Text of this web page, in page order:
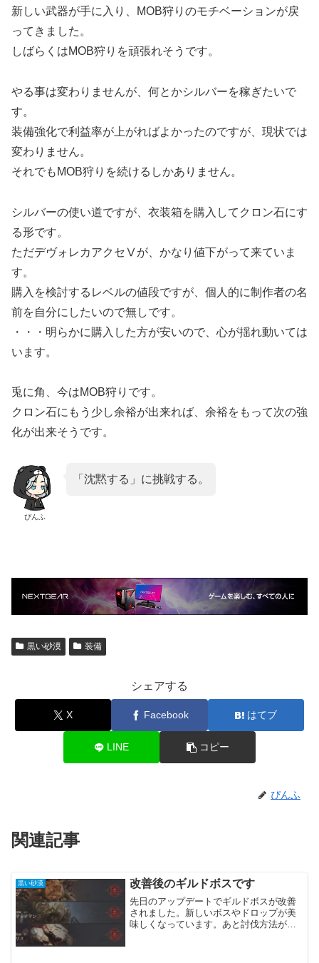
新しい武器が手に入り、MOB狩りのモチベーションが戻
ってきました。
しばらくはMOB狩りを頑張れそうです。
やる事は変わりませんが、何とかシルバーを稼ぎたいで
す。
装備強化で利益率が上がればよかったのですが、現状では
変わりません。
それでもMOB狩りを続けるしかありません。
シルバーの使い道ですが、衣装箱を購入してクロン石にす
る形です。
ただデヴォレカアクセⅤが、かなり値下がって来ていま
す。
購入を検討するレベルの値段ですが、個人的に制作者の名
前を自分にしたいので無しです。
・・・明らかに購入した方が安いので、心が揺れ動いては
います。
兎に角、今はMOB狩りです。
クロン石にもう少し余裕が出来れば、余裕をもって次の強
化が出来そうです。
ぴんふ
「沈黙する」に挑戦する。
黒い砂漠 装備
シェアする
X Facebook はてブ
LINE コピー
ぴんふ
関連記事
黒い砂漠 改善後のギルドボスです
先日のアップデートでギルドボスが改善
されました。新しいボスやドロップが美
味しくなっています。あと討伐方法が少